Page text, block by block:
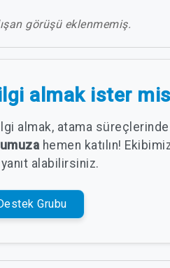
görüşü eklenmemiş.
almak ister
almak, atama süreçlerinde
hemen katılın!
yanıt alabilirsiniz.
Grubu